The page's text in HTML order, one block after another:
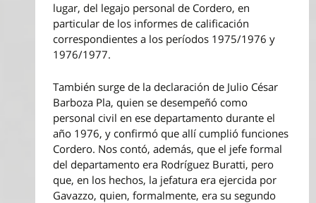
lugar, del legajo personal de Cordero, en
particular de los informes de calificación
correspondientes a los períodos 1975/1976 y
1976/1977.
También surge de la declaración de Julio César
Barboza Pla, quien se desempeñó como
personal civil en ese departamento durante el
año 1976, y confirmó que allí cumplió funciones
Cordero. Nos contó, además, que el jefe formal
del departamento era Rodríguez Buratti, pero
que, en los hechos, la jefatura era ejercida por
Gavazzo, quien, formalmente, era su segundo